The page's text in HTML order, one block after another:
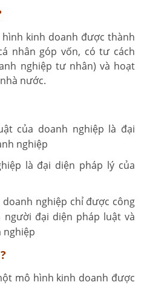
kinh doanh được thành
nhân góp vốn, có tư cách
nghiệp tư nhân) và hoạt
nước.
của doanh nghiệp là đại
nghiệp
là đại diện pháp lý của
doanh nghiệp chỉ được công
đại diện pháp luật và
nghiệp
mô hình kinh doanh được